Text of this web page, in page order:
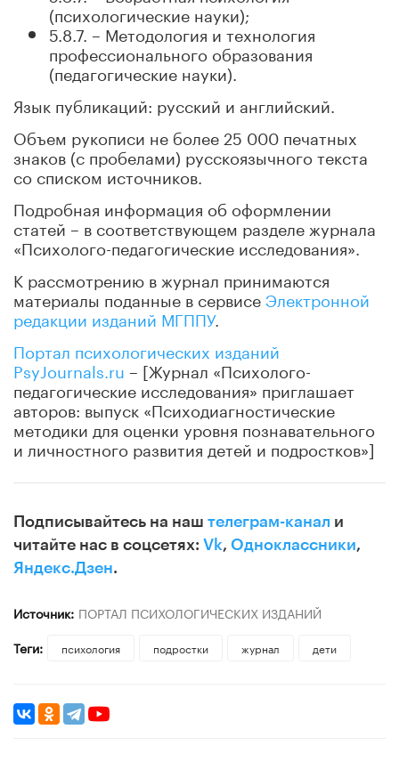
(психологические науки);
5.8.7. – Методология и технология
профессионального образования
(педагогические науки).
Язык публикаций: русский и английский.
Объем рукописи не более 25 000 печатных
знаков (с пробелами) русскоязычного текста
со списком источников.
Подробная информация об оформлении
статей – в соответствующем разделе журнала
«Психолого-педагогические исследования».
К рассмотрению в журнал принимаются
материалы поданные в сервисеЭлектронной
редакции изданий МГППУ.
Портал психологических изданий
PsyJournals.ru – [Журнал «Психолого-
педагогические исследования» приглашает
авторов: выпуск «Психодиагностические
методики для оценки уровня познавательного
и личностного развития детей и подростков»]
Подписывайтесь на наш телеграм-канал и
читайте нас в соцсетях: Vk, Одноклассники,
Яндекс.Дзен.
Источник: ПОРТАЛ ПСИХОЛОГИЧЕСКИХ ИЗДАНИЙ
Теги:
психология подростки журнал дети